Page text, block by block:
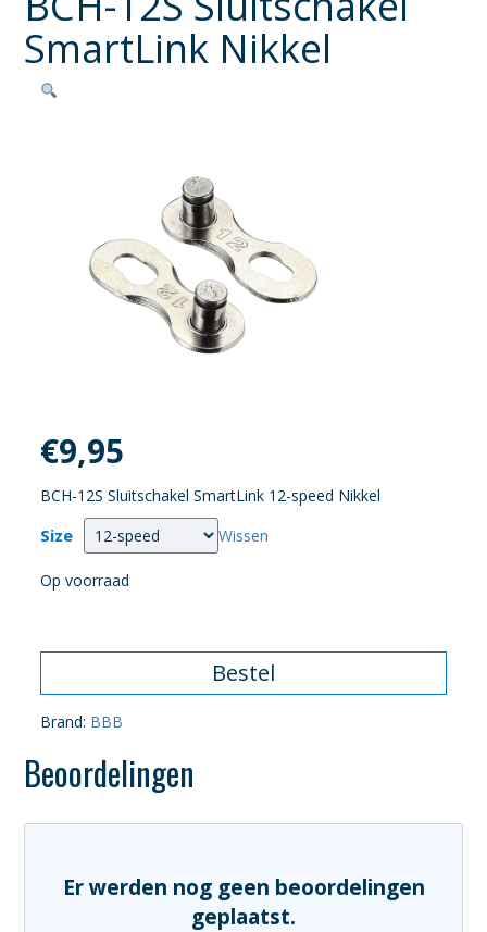
SmartLink Nikkel
€9,95
BCH-12S Sluitschakel SmartLink 12-speed Nikkel
Size Wissen
Op voorraad
Bestel
Brand: BBB
Beoordelingen
Er werden nog geen beoordelingen
geplaatst.